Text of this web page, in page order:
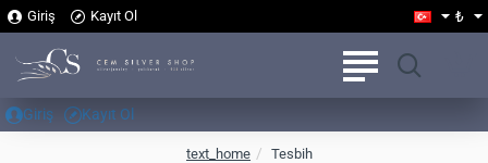
Giriş Kayıt Ol ₺
Giriş Kayıt Ol
text_homeh
Tesbih